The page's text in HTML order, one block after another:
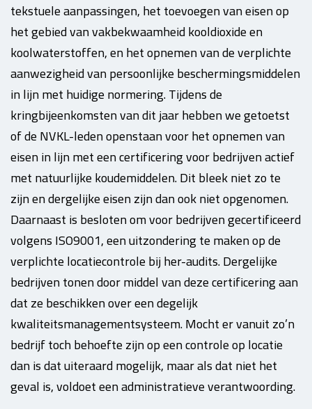
tekstuele aanpassingen, het toevoegen van eisen op
het gebied van vakbekwaamheid kooldioxide en
koolwaterstoffen, en het opnemen van de verplichte
aanwezigheid van persoonlijke beschermingsmiddelen
in lijn met huidige normering. Tijdens de
kringbijeenkomsten van dit jaar hebben we getoetst
of de NVKL-leden openstaan voor het opnemen van
eisen in lijn met een certificering voor bedrijven actief
met natuurlijke koudemiddelen. Dit bleek niet zo te
zijn en dergelijke eisen zijn dan ook niet opgenomen.
Daarnaast is besloten om voor bedrijven gecertificeerd
volgens ISO9001, een uitzondering te maken op de
verplichte locatiecontrole bij her-audits. Dergelijke
bedrijven tonen door middel van deze certificering aan
dat ze beschikken over een degelijk
kwaliteitsmanagementsysteem. Mocht er vanuit zo’n
bedrijf toch behoefte zijn op een controle op locatie
dan is dat uiteraard mogelijk, maar als dat niet het
geval is, voldoet een administratieve verantwoording.